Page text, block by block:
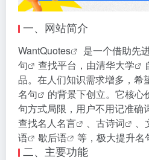
一、网站简介
WantQuotes 是一个借助先
句
查找平台，由清华大学
品。在人们知识需求增多，希
名句
的背景下创立。它核心
句方式局限，用户不用记准确
查找名人名言 、 古诗词 、
语
歇后语 等，极大提升名
二、主要功能